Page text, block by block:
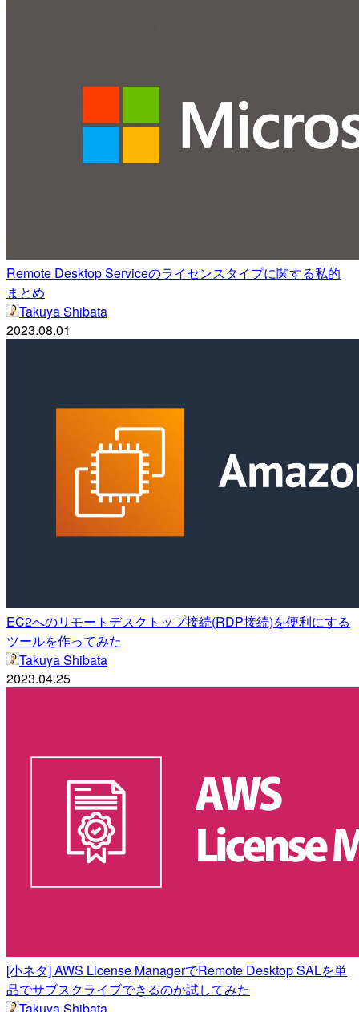
Remote Desktop Serviceのライセンスタイプに関する私的
まとめ
Takuya Shibata
2023.08.01
EC2へのリモートデスクトップ接続(RDP接続)を便利にする
ツールを作ってみた
Takuya Shibata
2023.04.25
[小ネタ] AWS License ManagerでRemote Desktop SALを単
品でサブスクライブできるのか試してみた
Takuya Shibata